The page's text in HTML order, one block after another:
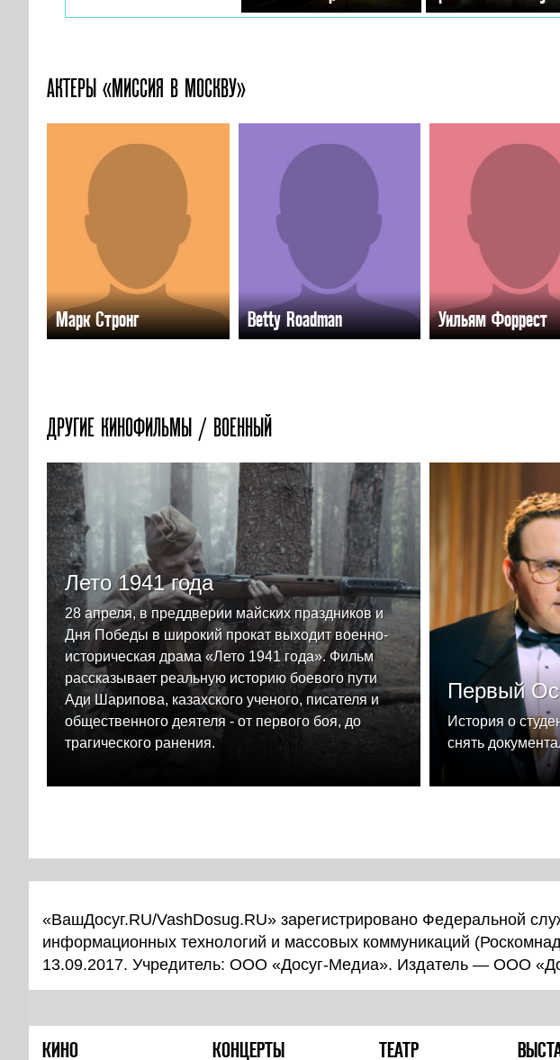
АКТЕРЫ «МИССИЯ В МОСКВУ»
Марк Стронг Betty Roadman Уильям Форрест
ДРУГИЕ КИНОФИЛЬМЫ / ВОЕННЫЙ
Лето 1941 года
28 апреля, в преддверии майских праздников и
Дня Победы в широкий прокат выходит военно-
историческая драма «Лето 1941 года». Фильм
рассказывает реальную историю боевого пути
Ади Шарипова, казахского ученого, писателя и
общественного деятеля - от первого боя, до
трагического ранения.
Первый
История о
снять
«ВашДосуг.RU/VashDosug.RU» зарегистрировано Федеральной
информационных технологий и массовых коммуникаций
13.09.2017. Учредитель: ООО «Досуг-Медиа». Издатель — ООО
КИНО КОНЦЕРТЫ ТЕАТР